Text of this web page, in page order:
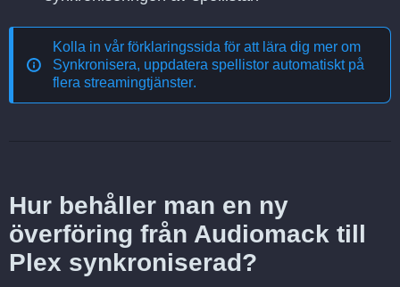
Kolla in vår förklaringssida för att lära dig mer om
Synkronisera, uppdatera spellistor automatiskt på
flera streamingtjänster.
Hur behåller man en ny
överföring från Audiomack till
Plex synkroniserad?